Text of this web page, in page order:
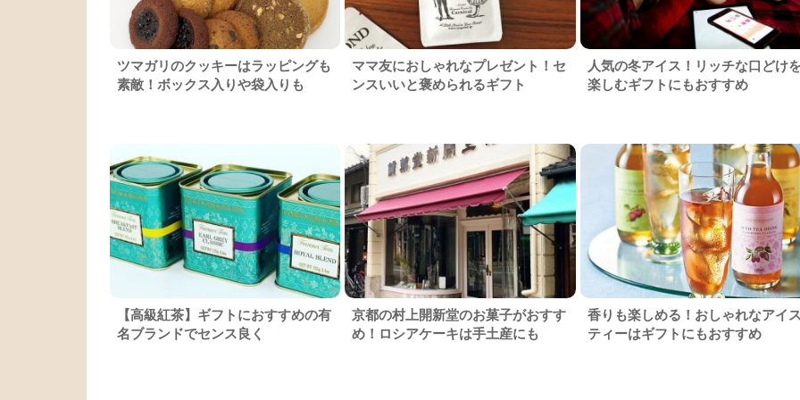
ツマガリのクッキーはラッピングも
素敵！ボックス入りや袋入りも
ママ友におしゃれなプレゼント！セ
ンスいいと褒められるギフト
人気の冬アイス！リッチな口どけ
楽しむギフトにもおすすめ
【高級紅茶】ギフトにおすすめの有
名ブランドでセンス良く
京都の村上開新堂のお菓子がおすす
め！ロシアケーキは手土産にも
香りも楽しめる！おしゃれなアイ
ティーはギフトにもおすすめ